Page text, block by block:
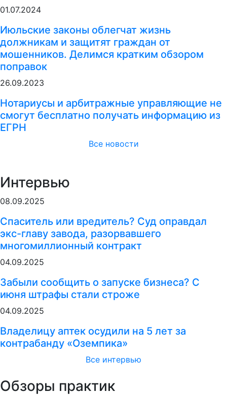
01.07.2024
Июльские законы облегчат жизнь
должникам и защитят граждан от
мошенников. Делимся кратким обзором
поправок
26.09.2023
Нотариусы и арбитражные управляющие не
смогут бесплатно получать информацию из
ЕГРН
Все новости
Интервью
08.09.2025
Спаситель или вредитель? Суд оправдал
экс-главу завода, разорвавшего
многомиллионный контракт
04.09.2025
Забыли сообщить о запуске бизнеса? С
июня штрафы стали строже
04.09.2025
Владелицу аптек осудили на 5 лет за
контрабанду «Оземпика»
Все интервью
Обзоры практик